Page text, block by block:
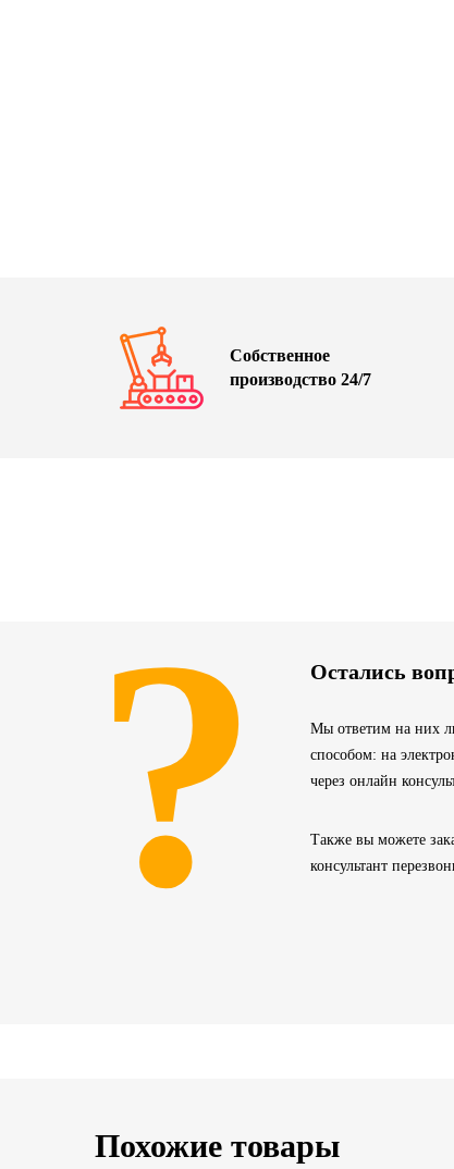
Собственное
производство 24/7
? Остались
Мы ответим на них
способом: на
через онлайн
Также вы можете
консультант
Похожие товары